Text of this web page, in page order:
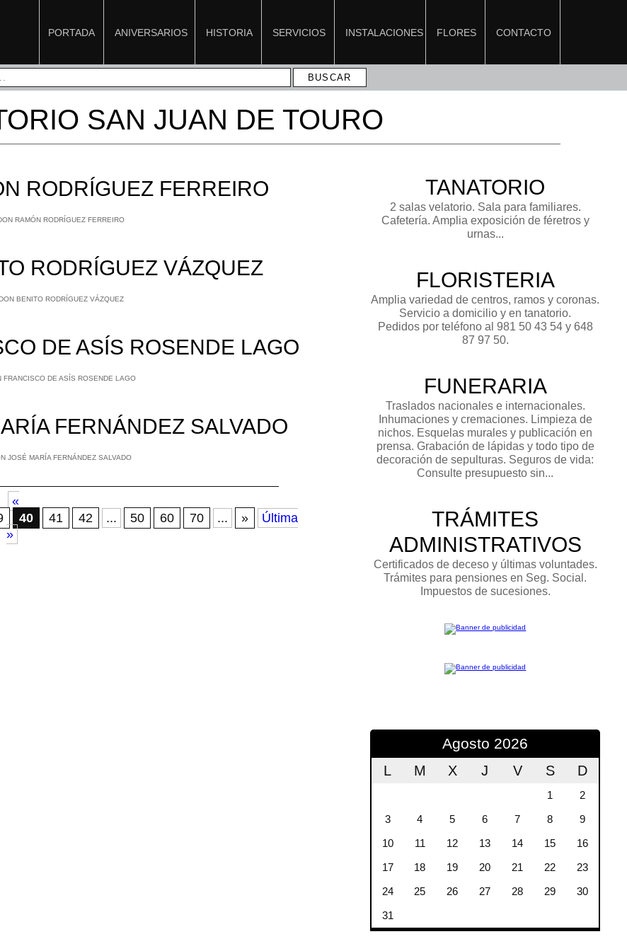
PORTADA ANIVERSARIOS HISTORIA SERVICIOS INSTALACIONES FLORES CONTACTO
SAN JUAN DE TOURO
RODRÍGUEZ FERREIRO
RODRÍGUEZ VÁZQUEZ
DE ASÍS ROSENDE LAGO
FERNÁNDEZ SALVADO
«
40 41 42 ... 50 60 70 ... »
Última
»
TANATORIO
2 salas velatorio. Sala para familiares.
Cafetería. Amplia exposición de féretros y
urnas...
FLORISTERIA
Amplia variedad de centros, ramos y coronas.
Servicio a domicilio y en tanatorio.
Pedidos por teléfono al 981 50 43 54 y 648
87 97 50.
FUNERARIA
Traslados nacionales e internacionales.
Inhumaciones y cremaciones. Limpieza de
nichos. Esquelas murales y publicación en
prensa. Grabación de lápidas y todo tipo de
decoración de sepulturas. Seguros de vida:
Consulte presupuesto sin...
TRÁMITES
ADMINISTRATIVOS
Certificados de deceso y últimas voluntades.
Trámites para pensiones en Seg. Social.
Impuestos de sucesiones.
Agosto 2026
L M X J V S D
1
2
3
4 5 6 7 8
9
10
11 12 13 14 15
16
17
18 19 20 21 22
23
24
25 26 27 28 29
30
31